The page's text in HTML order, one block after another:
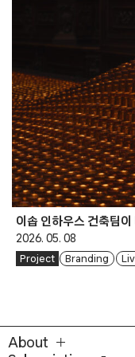
이솝 인하우스 건축팀
2026. 05. 08
Project Branding
About